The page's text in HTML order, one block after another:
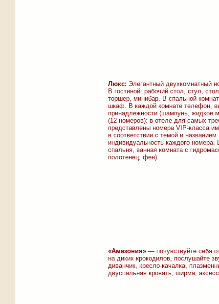
Люкс: Элегантный двухкомнатный
В гостиной: рабочий стол, стул,
торшер, минибар. В спальной
шкаф. В каждой комнате телефон,
принадлежности (шампунь, жидкое
(12 номеров): в отеле для самых
представлены номера VIP-класса
в соответствии с темой и
индивидуальность каждого
спальня, ванная комната с
полотенец, фен).
«Амазония» — почувствуйте себя
на диких крокодилов, послушайте
диванчик, кресло-качалка,
двуспальная кровать, ширма,